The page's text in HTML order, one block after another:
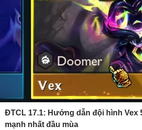
ĐTCL 17.1: Hướng dẫn đội hình Vex
mạnh nhất đầu mùa